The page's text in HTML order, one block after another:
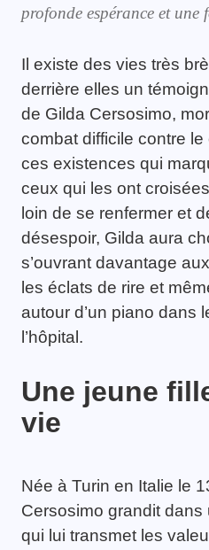
profonde espérance et une
Il existe des vies très
derrière elles un
de Gilda Cersosimo,
combat difficile contre
ces existences qui
ceux qui les ont
loin de se renfermer et
désespoir, Gilda aura
s’ouvrant davantage
les éclats de rire et
autour d’un piano dans
l’hôpital.
Une jeune
vie
Née à Turin en Italie le
Cersosimo grandit dans
qui lui transmet les